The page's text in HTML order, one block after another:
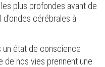
plus profondes avant de
d'ondes cérébrales à
un état de conscience
de nos vies prennent une